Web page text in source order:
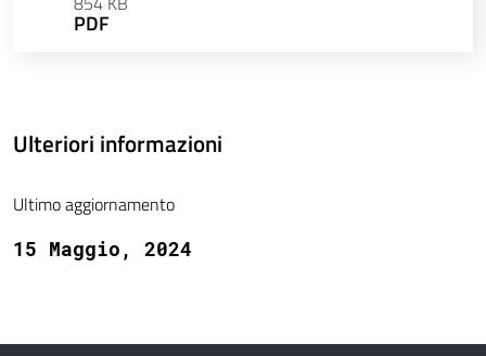
PDF
Ulteriori informazioni
Ultimo aggiornamento
15 Maggio, 2024